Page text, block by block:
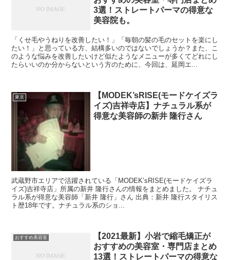
3選！ストレートパーマの得意な
美容院も。
「くせ毛やうねりを改善したい！」「毎朝の髪の毛のセットを楽にし
たい！」と思っている方、結構多いのではないでしょうか？また、こ
のような悩みを改善したいけど似たようなメニューが多くてどれにし
たらいいのか分からないという方のために、今回は、延岡エ...
東京
【MODEK’sRISE(モードケイズラ
イズ)吉祥寺店】ナチュラル系が
得意な美容師の新井 隆行さん
武蔵野市エリアで活躍されている「MODEK’sRISE(モードケイズラ
イズ)吉祥寺店」所属の新井 隆行さんの情報をまとめました。 ナチュ
ラル系が得意な美容師「新井 隆行」さん 出典：新井 隆行スタイリス
ト歴18年です。ナチュラル系のショ...
おすすめ美容室
【2021最新】小岩で縮毛矯正が
おすすめの美容室・専門店まとめ
13選！ストレートパーマの得意な